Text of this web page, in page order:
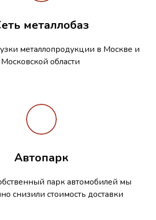
металлобаз
металлопродукции в Москве и
Московской области
Автопарк
парк автомобилей мы
снизили стоимость доставки